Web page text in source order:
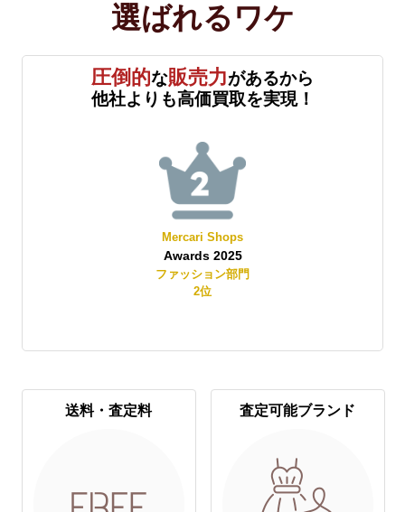
選ばれる ワケ
圧倒的な販売力があるから
他社よりも高価買取を実現！
Mercari Shops
Awards 2025
ファッション部門
2位
送料・査定料 査定可能ブランド